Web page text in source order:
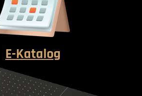
E-Katalog